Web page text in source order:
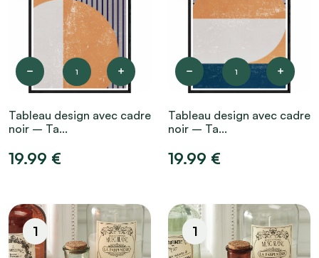
1
Tableau design avec cadre
noir – Ta...
19.99 €
1
Tableau design avec cadre
noir – Ta...
19.99 €
1 1